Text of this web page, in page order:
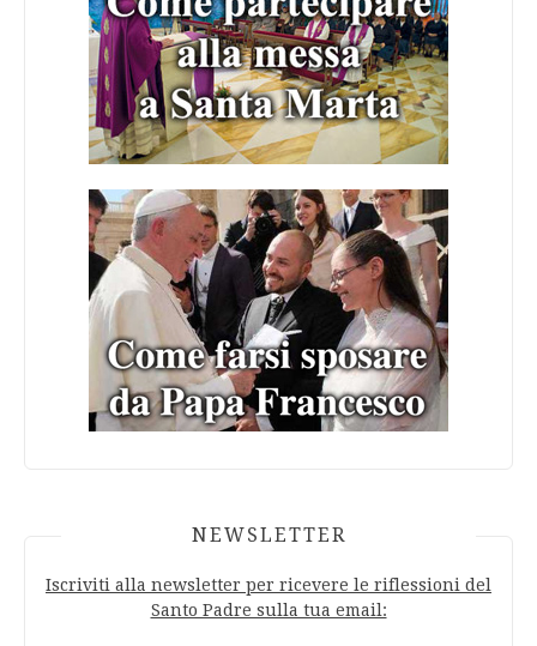
NEWSLETTER
Iscriviti alla newsletter per ricevere le riflessioni del
Santo Padre sulla tua email: